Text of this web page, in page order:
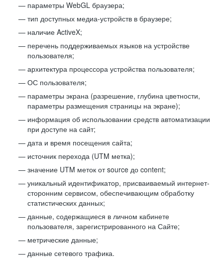
параметры WebGL браузера;
тип доступных медиа-устройств в браузере;
наличие ActiveX;
перечень поддерживаемых языков на устройстве
пользователя;
архитектура процессора устройства пользователя;
ОС пользователя;
параметры экрана (разрешение, глубина цветности,
параметры размещения страницы на экране);
информация об использовании средств автоматизации
при доступе на сайт;
дата и время посещения сайта;
источник перехода (UTM метка);
значение UTM меток от source до content;
уникальный идентификатор, присваиваемый интернет-
сторонним сервисом, обеспечивающим обработку
статистических данных;
данные, содержащиеся в личном кабинете
пользователя, зарегистрированного на Сайте;
метрические данные;
данные сетевого трафика.